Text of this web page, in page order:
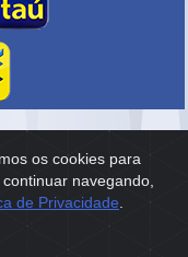
os cookies para
navegando,
de Privacidade
digitação, assim como o
aviso, os preços e